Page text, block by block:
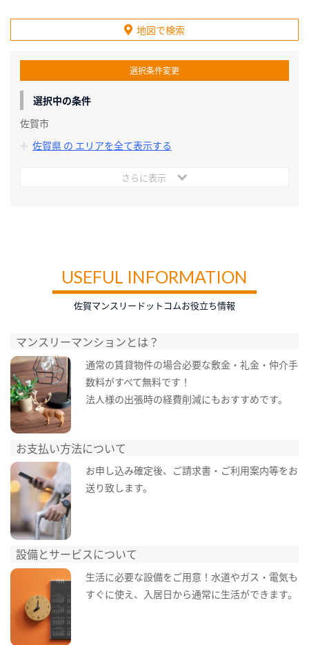
地図で検索
選択条件変更
選択中の条件
佐賀市
佐賀県 の エリアを全て表示する
さらに表示
USEFUL INFORMATION
佐賀マンスリードットコムお役立ち情報
マンスリーマンションとは？
通常の賃貸物件の場合必要な敷金・礼金・仲介手
数料がすべて無料です！
法人様の出張時の経費削減にもおすすめです。
お支払い方法について
お申し込み確定後、ご請求書・ご利用案内等をお
送り致します。
設備とサービスについて
生活に必要な設備をご用意！水道やガス・電気も
すぐに使え、入居日から通常に生活ができます。